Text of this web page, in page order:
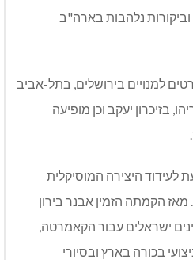
נלהבות בארה"ב
למנויים בירושלים, בתל-אביב
בזיכרון יעקב וכן מופיעה
היצירה המוסיקלית
הקמתה הזמין אבנר בירון
ישראלים עבור הקאמרטה,
בכורה בארץ ובסיורי